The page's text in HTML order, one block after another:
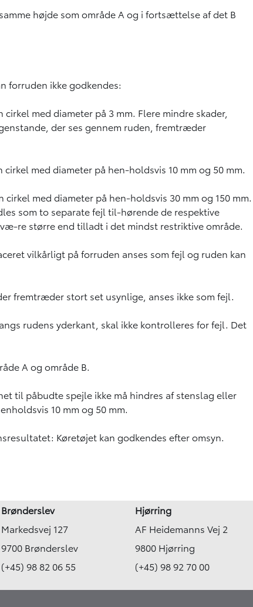
højde som område A og i fortsættelse af det B
forruden ikke godkendes:
med diameter på 3 mm. Flere mindre skader,
der ses gennem ruden, fremtræder
med diameter på hen-holdsvis 10 mm og 50 mm.
med diameter på hen-holdsvis 30 mm og 150 mm.
som to separate fejl til-hørende de respektive
re større end tilladt i det mindst restriktive område.
vilkårligt på forruden anses som fejl og ruden kan
fremtræder stort set usynlige, anses ikke som fejl.
rudens yderkant, skal ikke kontrolleres for fejl. Det
A og område B.
til påbudte spejle ikke må hindres af stenslag eller
10 mm og 50 mm.
Køretøjet kan godkendes efter omsyn.
Brønderslev
Markedsvej 127
9700 Brønderslev
(+45) 98 82 06 55
Hjørring
AF Heidemanns Vej 2
9800 Hjørring
(+45) 98 92 70 00